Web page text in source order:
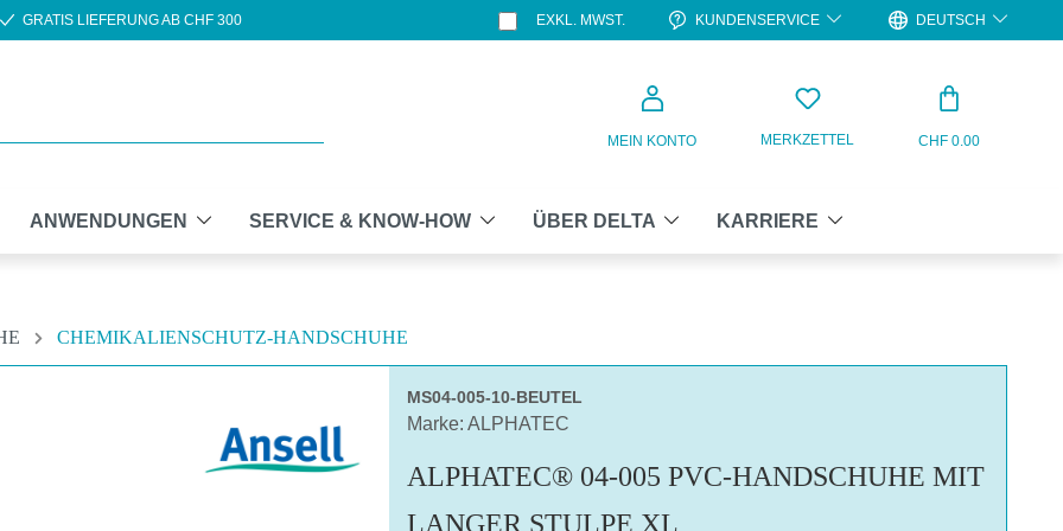
GRATIS LIEFERUNG AB CHF 300 EXKL. MWST. KUNDENSERVICE DEUTSCH
MEIN KONTO MERKZETTEL CHF 0.00
ANWENDUNGEN SERVICE & KNOW-HOW ÜBER DELTA KARRIERE
CHEMIKALIENSCHUTZ-HANDSCHUHE
MS04-005-10-BEUTEL
Marke: ALPHATEC
ALPHATEC® 04-005 PVC-HANDSCHUHE MIT
LANGER STULPE XL